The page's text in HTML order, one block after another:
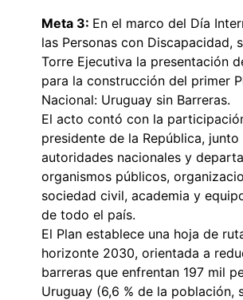
Meta 3: En el marco del Día
las Personas con Discapacidad,
Torre Ejecutiva la presentación
para la construcción del primer
Nacional: Uruguay sin Barreras.
El acto contó con la
presidente de la República, junto
autoridades nacionales y
organismos públicos,
sociedad civil, academia y
de todo el país.
El Plan establece una hoja de
horizonte 2030, orientada a
barreras que enfrentan 197 mil
Uruguay (6,6 % de la población,